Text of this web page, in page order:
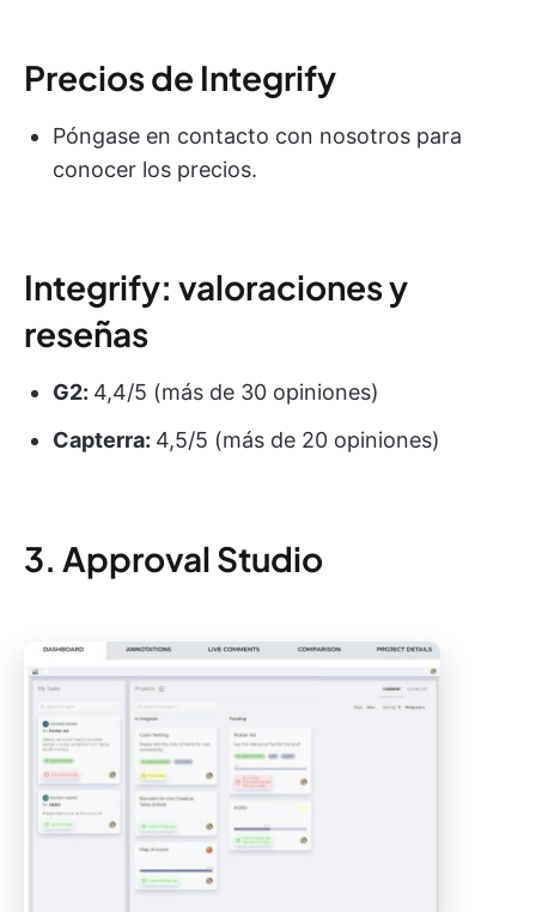
Precios de Integrify
Póngase en contacto con nosotros para
conocer los precios.
Integrify: valoraciones y
reseñas
G2: 4,4/5 (más de 30 opiniones)
Capterra: 4,5/5 (más de 20 opiniones)
3. Approval Studio